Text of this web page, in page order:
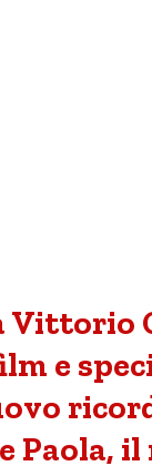
Vittorio
e
Paola,